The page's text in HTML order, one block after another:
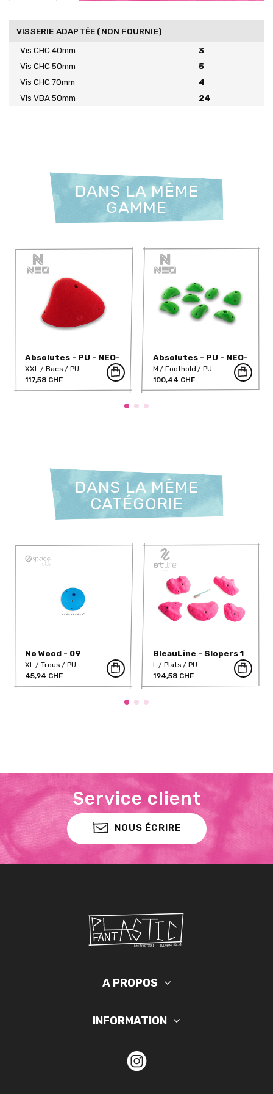
VISSERIE ADAPTÉE (NON FOURNIE)
Vis CHC 40mm
3
Vis CHC 50mm
5
Vis CHC 70mm
4
Vis VBA 50mm
24
DANS LA MÊME
GAMME
Absolutes - PU - NEO-
4PU
XXL Bacs
PU
117,58 CHF
Absolutes - PU - NEO-
47PU
M Foothold
PU
100,44 CHF
DANS LA MÊME
CATÉGORIE
No Wood - 09
XL Trous
PU
45,94 CHF
BleauLine - Slopers 1
(PU)
L Plats
PU
194,58 CHF
Service client
NOUS ÉCRIRE
A PROPOS
INFORMATION